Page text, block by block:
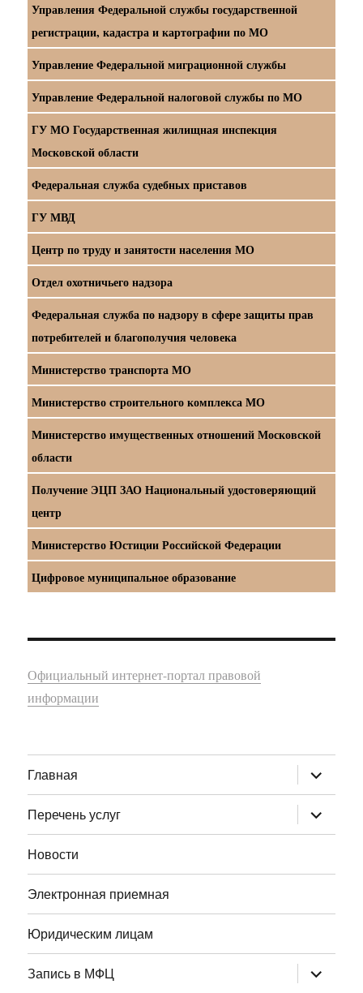
Управления Федеральной службы государственной
регистрации, кадастра и картографии по МО
Управление Федеральной миграционной службы
Управление Федеральной налоговой службы по МО
ГУ МО Государственная жилищная инспекция
Московской области
Федеральная служба судебных приставов
ГУ МВД
Центр по труду и занятости населения МО
Отдел охотничьего надзора
Федеральная служба по надзору в сфере защиты прав
потребителей и благополучия человека
Министерство транспорта МО
Министерство строительного комплекса МО
Министерство имущественных отношений Московской
области
Получение ЭЦП ЗАО Национальный удостоверяющий
центр
Министерство Юстиции Российской Федерации
Цифровое муниципальное образование
Официальный интернет-портал правовой
информации
Главная раскрыть
дочернее
меню
Перечень услуг
раскрыть
дочернее
меню
Новости
Электронная приемная
Юридическим лицам
Запись в МФЦ раскрыть
дочернее